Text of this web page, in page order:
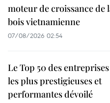
moteur de croissance de
bois vietnamienne
07/08/2026 02:54
Le Top 50 des
les plus prestigieuses et
performantes dévoilé